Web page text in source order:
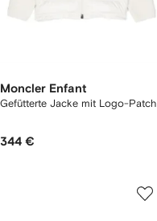
Moncler Enfant
Gefütterte Jacke mit Logo-Patch
344 €